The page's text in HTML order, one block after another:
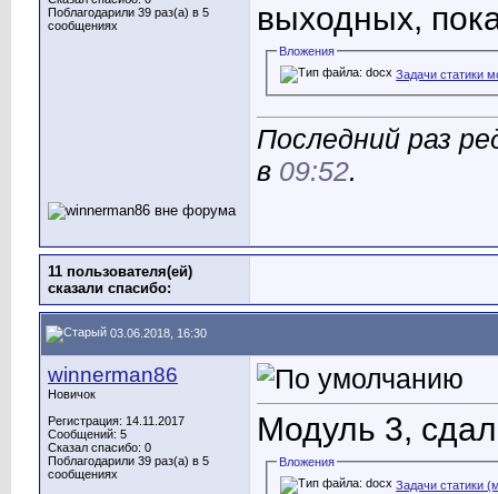
Поблагодарили 39 раз(а) в 5
сообщениях
выходных,
Вложения
Задачи статики
Последний раз
в 09:52.
11 пользователя(ей)
сказали cпасибо:
03.06.2018, 16:30
winnerman86
Новичок
Регистрация: 14.11.2017
Сообщений: 5
Сказал спасибо: 0
Поблагодарили 39 раз(а) в 5
сообщениях
Модуль 3,
Вложения
Задачи статики